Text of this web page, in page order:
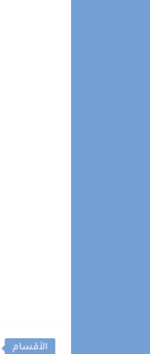
الأقسام